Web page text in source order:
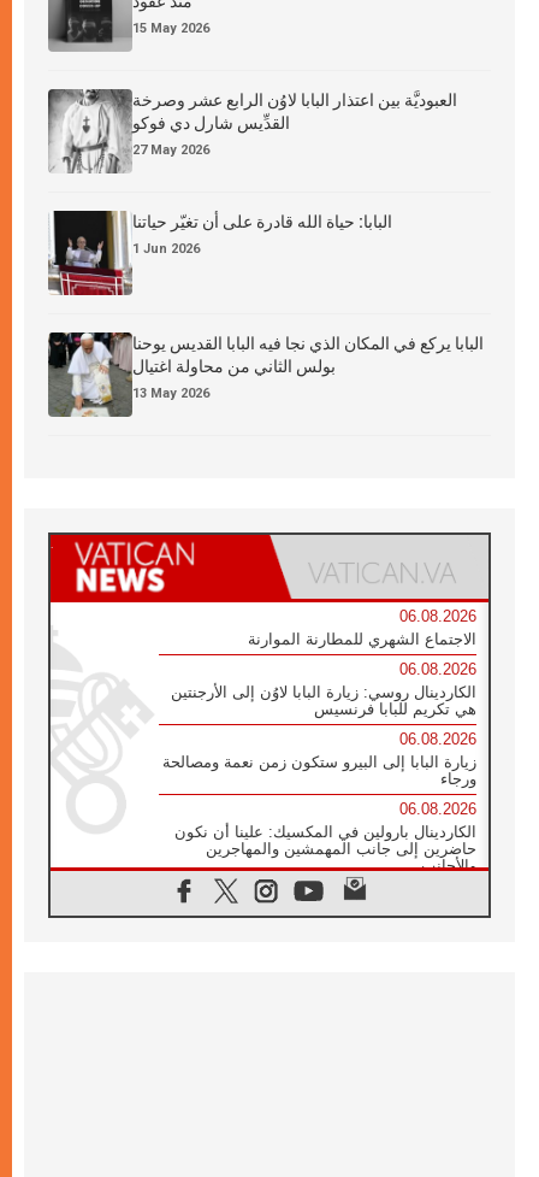
15 May 2026
العبوديَّة بين اعتذار البابا لاوُن الرابع عشر وصرخة
القدِّيس شارل دي فوكو
27 May 2026
البابا: حياة الله قادرة على أن تغيّر حياتنا
1 Jun 2026
البابا يركع في المكان الذي نجا فيه البابا القديس يوحنا
بولس الثاني من محاولة اغتيال
13 May 2026
06.08.2026
الاجتماع الشهري للمطارنة الموارنة
06.08.2026
الكاردينال روسي: زيارة البابا لاوُن إلى الأرجنتين
هي تكريم للبابا فرنسيس
06.08.2026
زيارة البابا إلى البيرو ستكون زمن نعمة ومصالحة
ورجاء
06.08.2026
الكاردينال بارولين في المكسيك: علينا أن نكون
حاضرين إلى جانب المهمشين والمهاجرين
والأجانب
البابا لاوُن الرابع عشر للشباب في أسيزي: